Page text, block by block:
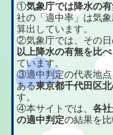
①気象庁では降水の
社の「適中率」は気
算出しています。
②気象庁では、その
以上降水の有無を比
ています。
③適中判定の代表地
ある東京都千代田区
す。
④本サイトでは、各
の適中判定の結果を比